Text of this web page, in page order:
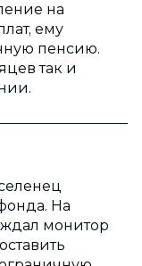
на
ему
пенсию.
так и
На
монитор